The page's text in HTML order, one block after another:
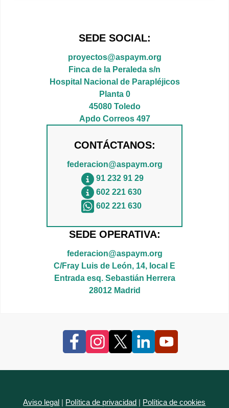
SEDE SOCIAL:
proyectos@aspaym.org
Finca de la Peraleda s/n
Hospital Nacional de Parapléjicos
Planta 0
45080 Toledo
Apdo Correos 497
CONTÁCTANOS:
federacion@aspaym.org
91 232 91 29
602 221 630
602 221 630
SEDE OPERATIVA:
federacion@aspaym.org
C/Fray Luis de León, 14, local E
Entrada esq. Sebastián Herrera
28012 Madrid
Aviso legal | Política de privacidad | Política de cookies